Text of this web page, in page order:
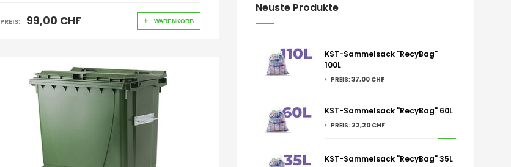
PREIS: 99,00 CHF WARENKORB
Neuste Produkte
KST-Sammelsack "RecyBag"
100L
PREIS: 37,00 CHF
KST-Sammelsack "RecyBag" 60L
PREIS: 22,20 CHF
KST-Sammelsack "RecyBag" 35L